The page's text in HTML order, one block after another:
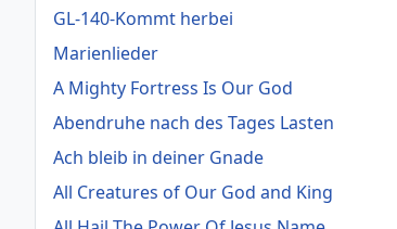
GL-140-Kommt herbei
Marienlieder
A Mighty Fortress Is Our God
Abendruhe nach des Tages Lasten
Ach bleib in deiner Gnade
All Creatures of Our God and King